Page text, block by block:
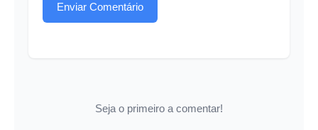
Enviar Comentário
Seja o primeiro a comentar!